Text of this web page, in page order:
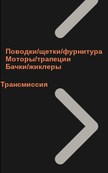
Поводки/щетки/фурнитура
Моторы/трапеции
Бачки/жиклеры
Трансмиссия